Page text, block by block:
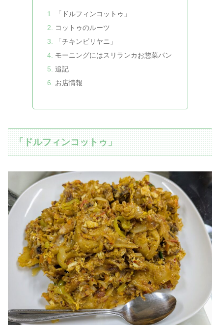
「ドルフィンコットゥ」
コットゥのルーツ
「チキンビリヤニ」
モーニングにはスリランカお惣菜パン
追記
お店情報
「ドルフィンコットゥ」